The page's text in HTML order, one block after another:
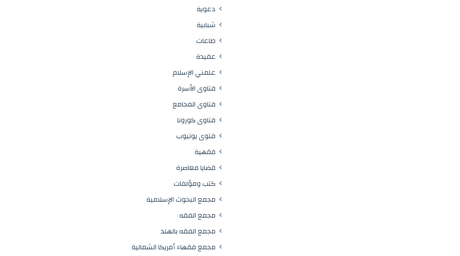
دعوية
شبابية
طاعات
عقيدة
علمني الإسلام
فتاوى الأسرة
فتاوى المجامع
فتاوى كورونا
فتوى يوتيوب
فقهية
قضايا معاصرة
كتب ومؤلفات
مجمع البحوث الإسلامية
مجمع الفقه
مجمع الفقه بالهند
مجمع فقهاء أمريكا الشمالية